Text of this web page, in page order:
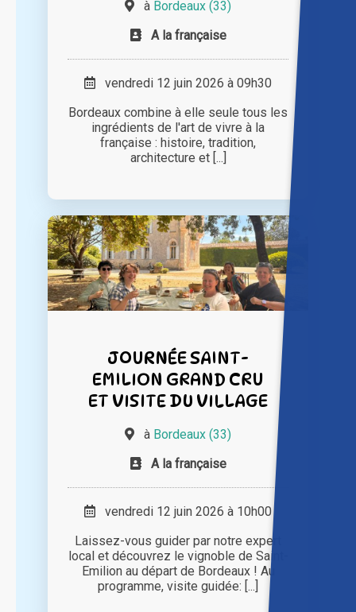
à Bordeaux (33)
A la française
vendredi 12 juin 2026 à 09h30
Bordeaux combine à elle seule tous les
ingrédients de l'art de vivre à la
française : histoire, tradition,
architecture et [...]
JOURNÉE SAINT-
EMILION GRAND CRU
ET VISITE DU VILLAGE
à Bordeaux (33)
A la française
vendredi 12 juin 2026 à 10h00
Laissez-vous guider par notre expert
local et découvrez le vignoble de Saint-
Emilion au départ de Bordeaux ! Au
programme, visite guidée: [...]